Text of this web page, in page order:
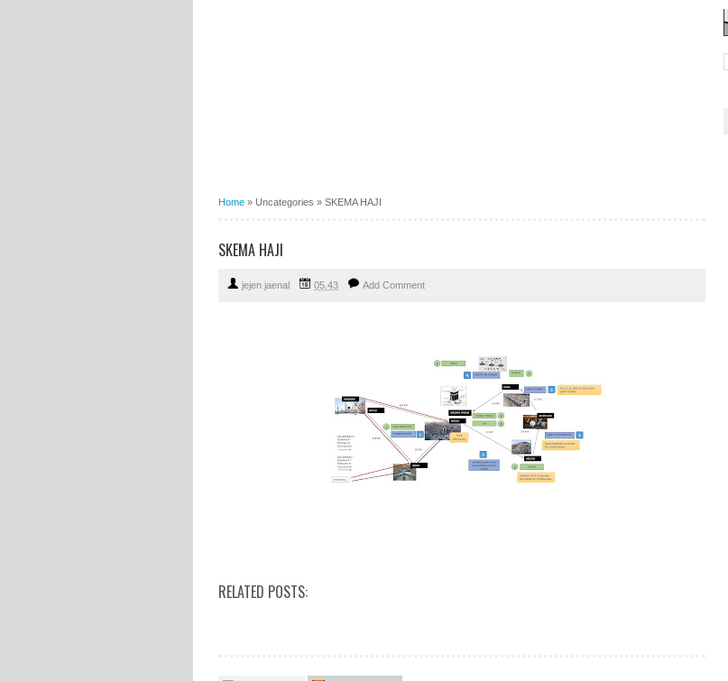
Home » Uncategories » SKEMA HAJI
SKEMA HAJI
jejen jaenal 05.43 Add Comment
RELATED POSTS: